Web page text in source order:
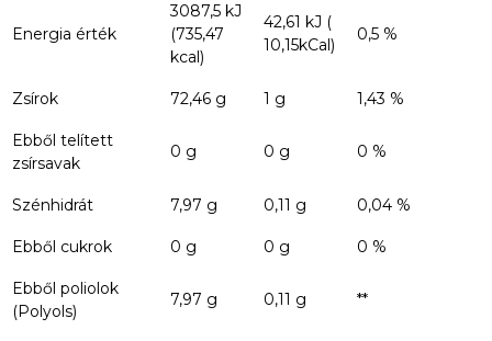
Energia érték
3087,5 kJ
(735,47
kcal)
42,61 kJ (
10,15kCal)
0,5 %
Zsírok 72,46 g 1 g 1,43 %
Ebből telített
zsírsavak
0 g 0 g 0 %
Szénhidrát 7,97 g 0,11 g 0,04 %
Ebből cukrok 0 g 0 g 0 %
Ebből poliolok
(Polyols)
7,97 g 0,11 g **